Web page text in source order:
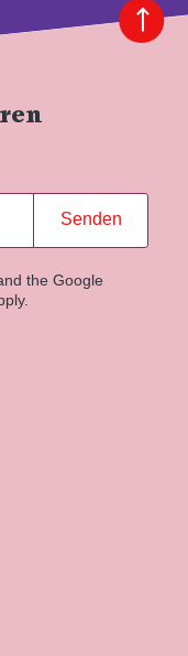
Senden
the Google